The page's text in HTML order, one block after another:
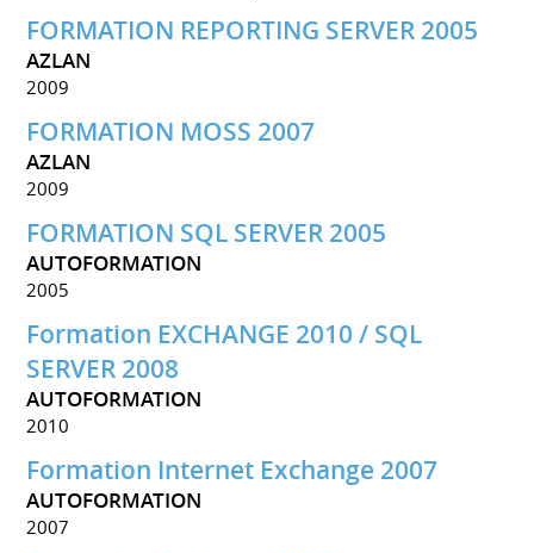
FORMATION REPORTING SERVER 2005
AZLAN
2009
FORMATION MOSS 2007
AZLAN
2009
FORMATION SQL SERVER 2005
AUTOFORMATION
2005
Formation EXCHANGE 2010 / SQL
SERVER 2008
AUTOFORMATION
2010
Formation Internet Exchange 2007
AUTOFORMATION
2007